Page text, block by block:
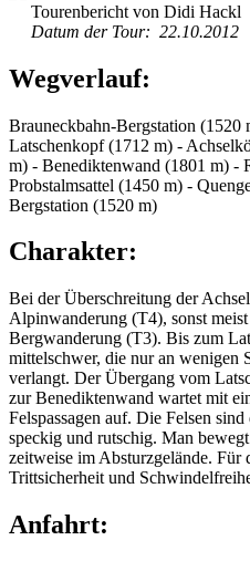
Tourenbericht von Didi Hackl
Datum der Tour: 22.10.2012
Wegverlauf:
Brauneckbahn-Bergstation (1520
Latschenkopf (1712 m) -
m) - Benediktenwand (1801 m) -
Probstalmsattel (1450 m) -
Bergstation (1520 m)
Charakter:
Bei der Überschreitung der
Alpinwanderung (T4), sonst
Bergwanderung (T3). Bis zum
mittelschwer, die nur an wenigen
verlangt. Der Übergang vom
zur Benediktenwand wartet mit
Felspassagen auf. Die Felsen
speckig und rutschig. Man
zeitweise im Absturzgelände. Für
Trittsicherheit und
Anfahrt: